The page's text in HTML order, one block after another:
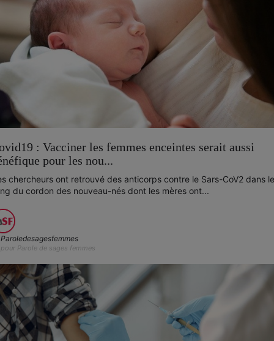
: Vacciner les femmes enceintes serait aussi
pour les nou...
chercheurs ont retrouvé des anticorps contre le Sars-CoV2 dans le
du cordon des nouveau-nés dont les mères ont...
Paroledesagesfemmes
pour Parole de sages femmes